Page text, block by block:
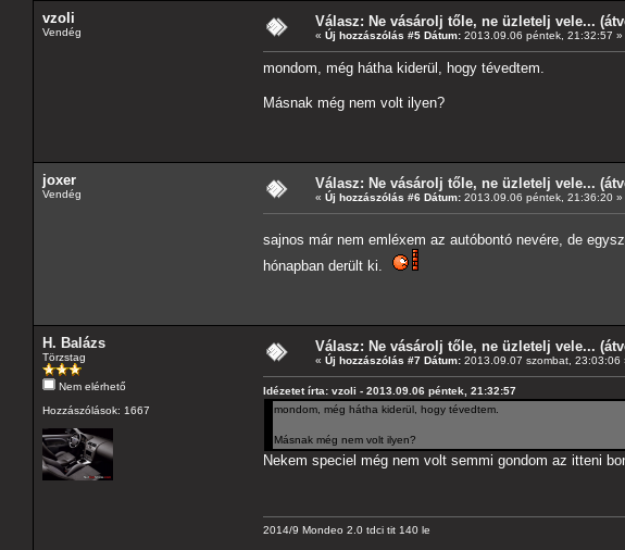
vzoli
Vendég
Válasz: Ne vásárolj tőle, ne üzletelj vele...
« Új hozzászólás #5 Dátum: 2013.09.06 péntek, 21:32:57 »
mondom, még hátha kiderül, hogy tévedtem.
Másnak még nem volt ilyen?
joxer
Vendég
Válasz: Ne vásárolj tőle, ne üzletelj vele...
« Új hozzászólás #6 Dátum: 2013.09.06 péntek, 21:36:20 »
sajnos már nem emléxem az autóbontó nevére, de
hónapban derült ki.
H. Balázs
Törzstag
Nem elérhető
Hozzászólások: 1667
Válasz: Ne vásárolj tőle, ne üzletelj vele...
« Új hozzászólás #7 Dátum: 2013.09.07 szombat, 23:03:06
Idézetet írta: vzoli - 2013.09.06 péntek, 21:32:57
mondom, még hátha kiderül, hogy tévedtem.
Másnak még nem volt ilyen?
Nekem speciel még nem volt semmi gondom az itteni
2014/9 Mondeo 2.0 tdci tit 140 le